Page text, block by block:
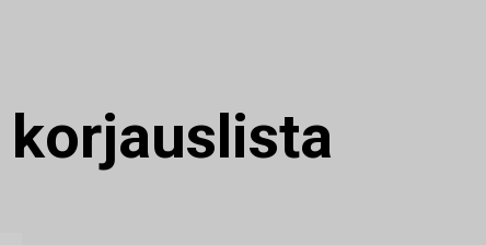
korjauslista